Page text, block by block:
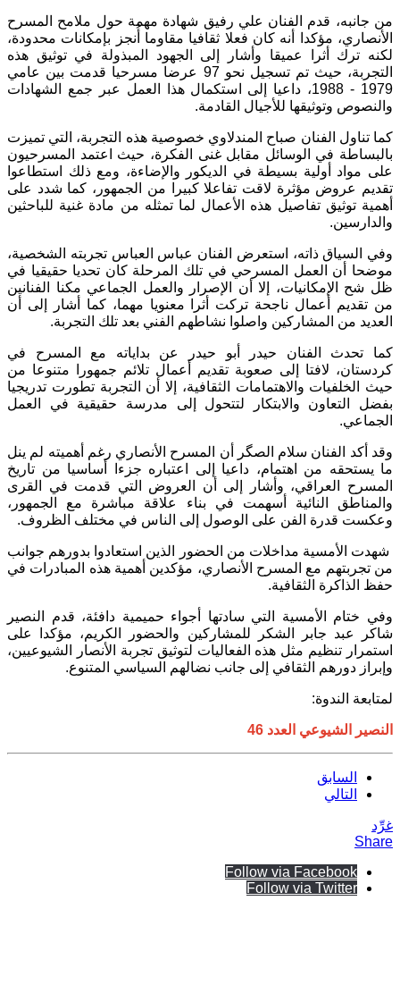
من جانبه، قدم الفنان علي رفيق شهادة مهمة حول ملامح المسرح
الأنصاري، مؤكدا أنه كان فعلا ثقافيا مقاوما أُنجز بإمكانات محدودة،
لكنه ترك أثرا عميقا وأشار إلى الجهود المبذولة في توثيق هذه
التجربة، حيث تم تسجيل نحو 97 عرضا مسرحيا قدمت بين عامي
1979 - 1988، داعيا إلى استكمال هذا العمل عبر جمع الشهادات
والنصوص وتوثيقها للأجيال القادمة.
كما تناول الفنان صباح المندلاوي خصوصية هذه التجربة، التي تميزت
بالبساطة في الوسائل مقابل غنى الفكرة، حيث اعتمد المسرحيون
على مواد أولية بسيطة في الديكور والإضاءة، ومع ذلك استطاعوا
تقديم عروض مؤثرة لاقت تفاعلا كبيرا من الجمهور، كما شدد على
أهمية توثيق تفاصيل هذه الأعمال لما تمثله من مادة غنية للباحثين
والدارسين.
وفي السياق ذاته، استعرض الفنان عباس العباس تجربته الشخصية،
موضحا أن العمل المسرحي في تلك المرحلة كان تحديا حقيقيا في
ظل شح الإمكانيات، إلا أن الإصرار والعمل الجماعي مكنا الفنانين
من تقديم أعمال ناجحة تركت أثرا معنويا مهما، كما أشار إلى أن
العديد من المشاركين واصلوا نشاطهم الفني بعد تلك التجربة.
كما تحدث الفنان حيدر أبو حيدر عن بداياته مع المسرح في
كردستان، لافتا إلى صعوبة تقديم أعمال تلائم جمهورا متنوعا من
حيث الخلفيات والاهتمامات الثقافية، إلا أن التجربة تطورت تدريجيا
بفضل التعاون والابتكار لتتحول إلى مدرسة حقيقية في العمل
الجماعي.
وقد أكد الفنان سلام الصگر أن المسرح الأنصاري رغم أهميته لم ينل
ما يستحقه من اهتمام، داعيا إلى اعتباره جزءا أساسيا من تاريخ
المسرح العراقي، وأشار إلى أن العروض التي قدمت في القرى
والمناطق النائية أسهمت في بناء علاقة مباشرة مع الجمهور،
وعكست قدرة الفن على الوصول إلى الناس في مختلف الظروف.
شهدت الأمسية مداخلات من الحضور الذين استعادوا بدورهم جوانب
من تجربتهم مع المسرح الأنصاري، مؤكدين أهمية هذه المبادرات في
حفظ الذاكرة الثقافية.
وفي ختام الأمسية التي سادتها أجواء حميمية دافئة، قدم النصير
شاكر عبد جابر الشكر للمشاركين والحضور الكريم، مؤكدا على
استمرار تنظيم مثل هذه الفعاليات لتوثيق تجربة الأنصار الشيوعيين،
وإبراز دورهم الثقافي إلى جانب نضالهم السياسي المتنوع.
لمتابعة الندوة:
النصير الشيوعي العدد 46
السابق
التالي
غرِّد
Share
Follow via Facebook
Follow via Twitter